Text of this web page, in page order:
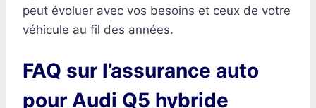
peut évoluer avec vos besoins et ceux de votre
véhicule au fil des années.
FAQ sur l’assurance auto
pour Audi Q5 hybride